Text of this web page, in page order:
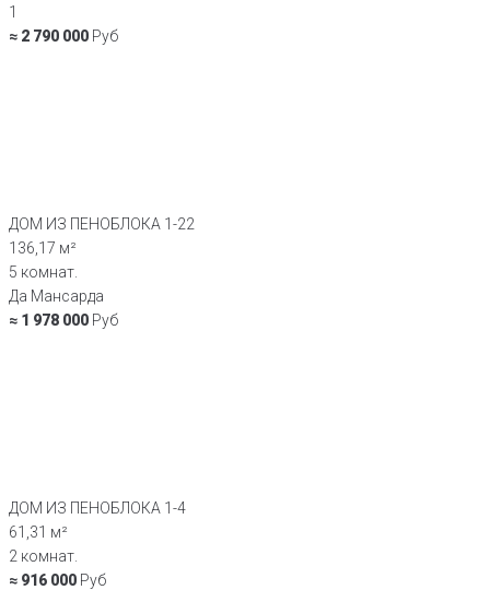
1
≈ 2 790 000 Руб
ДОМ ИЗ ПЕНОБЛОКА 1-22
136,17 м²
5 комнат.
Да Мансарда
≈ 1 978 000 Руб
ДОМ ИЗ ПЕНОБЛОКА 1-4
61,31 м²
2 комнат.
≈ 916 000 Руб